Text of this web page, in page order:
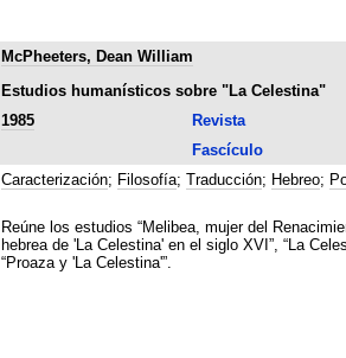
McPheeters, Dean William
Estudios humanísticos sobre "La Celestina"
1985
Revista
Fascículo
Caracterización; Filosofía; Traducción; Hebreo;
Reúne los estudios “Melibea, mujer del
hebrea de 'La Celestina' en el siglo XVI”, “La
“Proaza y 'La Celestina'”.